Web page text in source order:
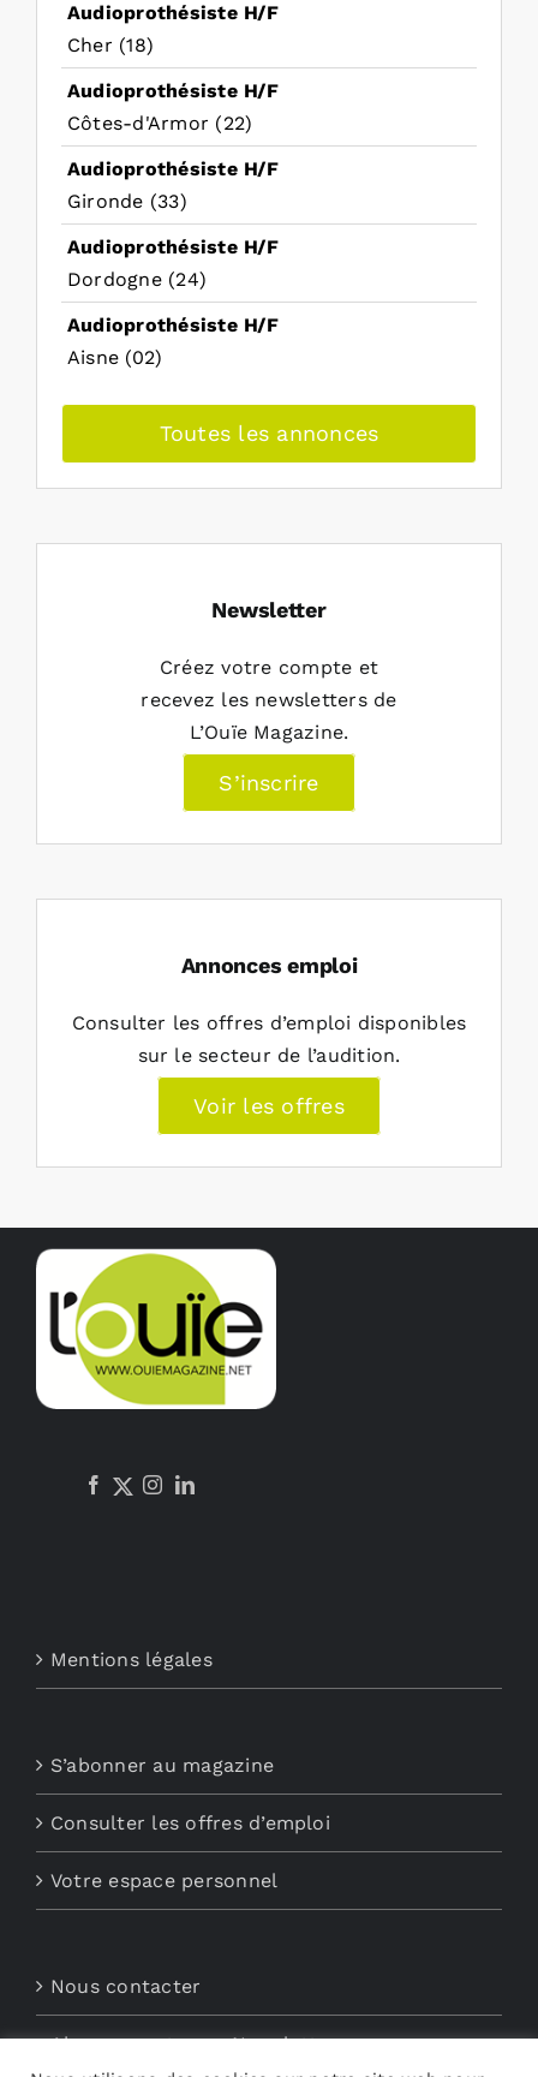
Audioprothésiste H/F
Cher (18)
Audioprothésiste H/F
Côtes-d'Armor (22)
Audioprothésiste H/F
Gironde (33)
Audioprothésiste H/F
Dordogne (24)
Audioprothésiste H/F
Aisne (02)
Toutes les annonces
Newsletter
Créez votre compte et
recevez les newsletters de
L’Ouïe Magazine.
S’inscrire
Annonces emploi
Consulter les offres d’emploi disponibles
sur le secteur de l’audition.
Voir les offres
Mentions légales
S’abonner au magazine
Consulter les offres d’emploi
Votre espace personnel
Nous contacter
Abonnements aux Newsletters